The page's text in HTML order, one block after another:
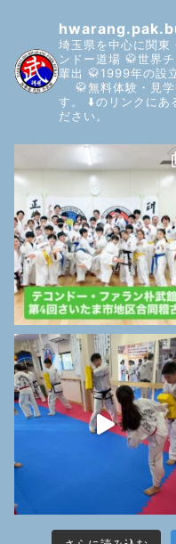
埼玉県を中心に関東
ンドー道場 🥋世界
輩出 🥋1999年の設
🥋無料体験・見学
す。
⬇️のリンクにあ
ださい。